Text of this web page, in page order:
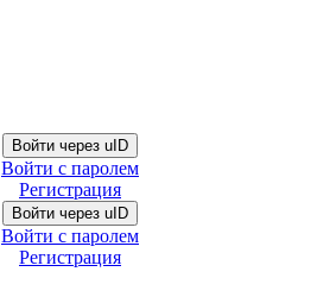
Войти через uID
Войти с паролем
Регистрация
Войти через uID
Войти с паролем
Регистрация